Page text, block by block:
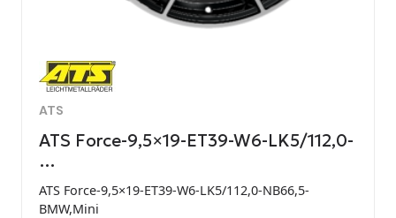
ATS
ATS Force-9,5×19-ET39-W6-LK5/112,0-
…
ATS Force-9,5×19-ET39-W6-LK5/112,0-NB66,5-
BMW,Mini